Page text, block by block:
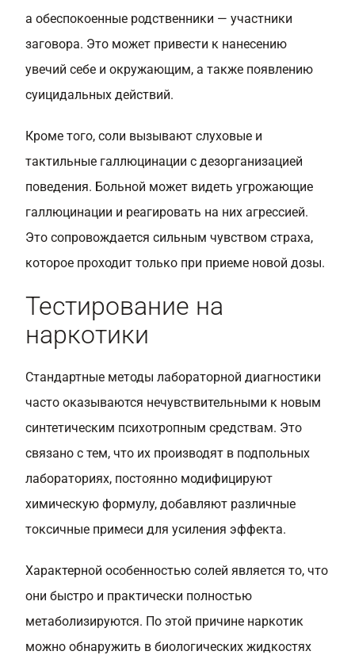
а обеспокоенные родственники — участники
заговора. Это может привести к нанесению
увечий себе и окружающим, а также появлению
суицидальных действий.
Кроме того, соли вызывают слуховые и
тактильные галлюцинации с дезорганизацией
поведения. Больной может видеть угрожающие
галлюцинации и реагировать на них агрессией.
Это сопровождается сильным чувством страха,
которое проходит только при приеме новой дозы.
Тестирование на
наркотики
Стандартные методы лабораторной диагностики
часто оказываются нечувствительными к новым
синтетическим психотропным средствам. Это
связано с тем, что их производят в подпольных
лабораториях, постоянно модифицируют
химическую формулу, добавляют различные
токсичные примеси для усиления эффекта.
Характерной особенностью солей является то, что
они быстро и практически полностью
метаболизируются. По этой причине наркотик
можно обнаружить в биологических жидкостях